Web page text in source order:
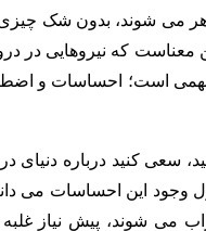
می شوند، بدون شک چیزی
که نیروهایی در
است؛ احساسات و
سعی کنید درباره دنیای
وجود این احساسات می
می شوند، پیش نیاز